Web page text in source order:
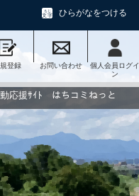
ひらがなをつける
登録 お問い合わせ
個人会員ログイ
ン
応援ｻｲﾄ はちコミねっと